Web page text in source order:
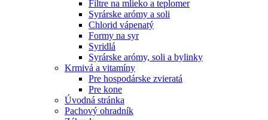
Filtre na mlieko a teplomer
Syrárske arómy a soli
Chlorid vápenatý
Formy na syr
Syridlá
Syrárske arómy, soli a bylinky
Krmivá a vitamíny
Pre hospodárske zvieratá
Pre kone
Úvodná stránka
Pachový ohradník